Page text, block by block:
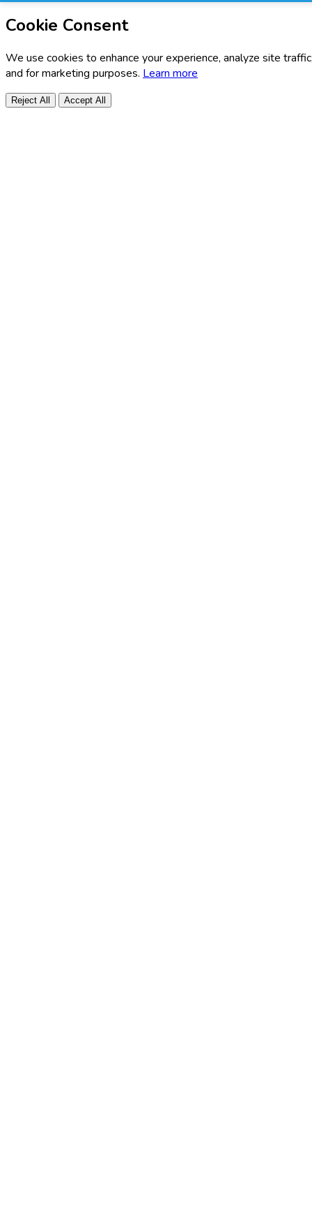
Cookie Consent
We use cookies to enhance your experience, analyze site
and for marketing purposes. Learn more
Reject All Accept All